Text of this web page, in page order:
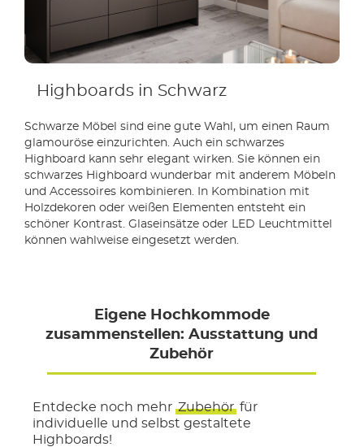
Highboards in Schwarz
Schwarze Möbel sind eine gute Wahl, um einen Raum
glamouröse einzurichten. Auch ein schwarzes
Highboard kann sehr elegant wirken. Sie können ein
schwarzes Highboard wunderbar mit anderem Möbeln
und Accessoires kombinieren. In Kombination mit
Holzdekoren oder weißen Elementen entsteht ein
schöner Kontrast. Glaseinsätze oder LED Leuchtmittel
können wahlweise eingesetzt werden.
Eigene Hochkommode
zusammenstellen: Ausstattung und
Zubehör
Entdecke noch mehr Zubehör für
individuelle und selbst gestaltete
Highboards!